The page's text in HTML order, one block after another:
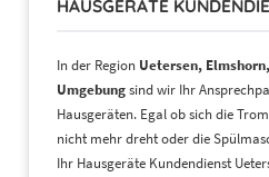
HAUSGERÄTE
In der Region Uetersen,
Umgebungsind wir Ihr
Hausgeräten. Egal ob sich die
nicht mehr dreht oder die
Ihr Hausgeräte Kundendienst